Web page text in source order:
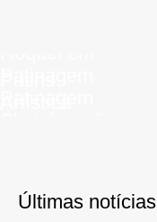
Últimas notícias